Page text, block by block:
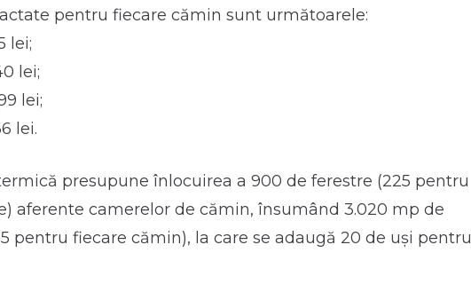
pentru fiecare cămin sunt următoarele:
lei;
lei;
lei;
lei.
presupune înlocuirea a 900 de ferestre (225 pentru
aferente camerelor de cămin, însumând 3.020 mp de
pentru fiecare cămin), la care se adaugă 20 de uși pentru